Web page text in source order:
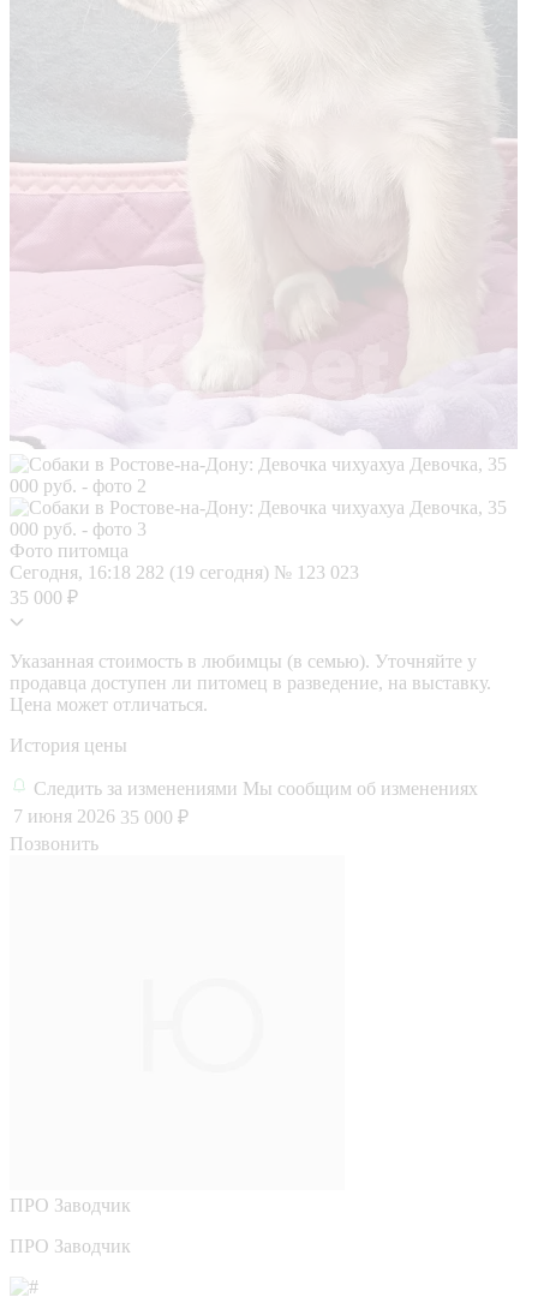
Фото питомца
Сегодня, 16:18 282 (19 сегодня) № 123 023
35 000 ₽
Указанная стоимость в любимцы (в семью). Уточняйте у
продавца доступен ли питомец в разведение, на выставку.
Цена может отличаться.
История цены
Следить за изменениями Мы сообщим об изменениях
7 июня 2026 35 000 ₽
Позвонить
ПРО Заводчик
ПРО Заводчик